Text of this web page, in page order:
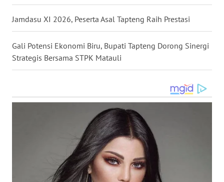
Jamdasu XI 2026, Peserta Asal Tapteng Raih Prestasi
Gali Potensi Ekonomi Biru, Bupati Tapteng Dorong Sinergi
Strategis Bersama STPK Matauli
WN